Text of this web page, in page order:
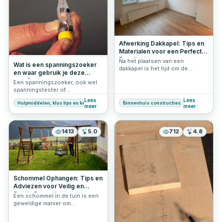
Wat is een spanningszoeker
en waar gebruik je deze
voor?
Een spanningszoeker, ook wel
spanningstester of
spanningzoeker genoemd, is
een handige tool om te
controleren of er stroom op een
elektrische aansluiting staat. Dit
gereedschap lijkt vaak op een
schroevendraaier en wordt
daarom ook wel een
"spanningszoeker
schroevendraaier" genoemd.
Het wordt veel gebruikt door
elektriciens, doe-het-zelvers en
installateurs om veilig te werken
met elektriciteit.
Hulpmiddelen, klus tips en keuzehulp
Lees
meer
Afwerking Dakkapel: Tips en
Materialen voor een Perfect
Resultaat
Na het plaatsen van een
dakkapel is het tijd om de
maar verhoogt ook de
duurzaamheid en isolatiewaarde
van je woning. In dit stappenplan
nemen we je mee door de
belangrijkste werkzaamheden
om jouw dakkapel professioneel
af te werken.
Binnenhuis constructies Lees
meer
1413 5.0
Schommel Ophangen: Tips en
Adviezen voor Veilig en
Stevig Bevestigen
Een schommel in de tuin is een
geweldige manier om
712 4.8